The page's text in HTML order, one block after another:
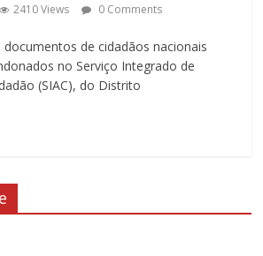
2410 Views 0 Comments
de cidadãos nacionais
no Serviço Integrado de
(SIAC), do Distrito